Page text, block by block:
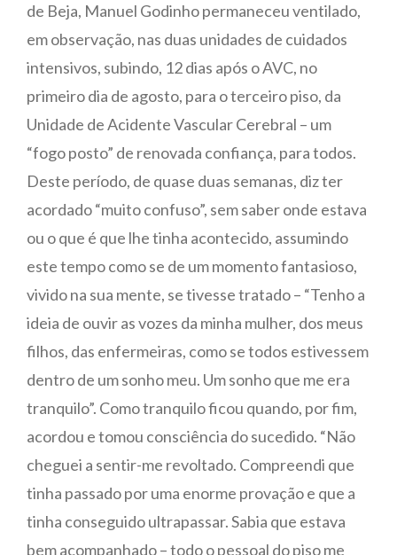
de Beja, Manuel Godinho permaneceu ventilado,
em observação, nas duas unidades de cuidados
intensivos, subindo, 12 dias após o AVC, no
primeiro dia de agosto, para o terceiro piso, da
Unidade de Acidente Vascular Cerebral – um
“fogo posto” de renovada confiança, para todos.
Deste período, de quase duas semanas, diz ter
acordado “muito confuso”, sem saber onde estava
ou o que é que lhe tinha acontecido, assumindo
este tempo como se de um momento fantasioso,
vivido na sua mente, se tivesse tratado – “Tenho a
ideia de ouvir as vozes da minha mulher, dos meus
filhos, das enfermeiras, como se todos estivessem
dentro de um sonho meu. Um sonho que me era
tranquilo”. Como tranquilo ficou quando, por fim,
acordou e tomou consciência do sucedido. “Não
cheguei a sentir-me revoltado. Compreendi que
tinha passado por uma enorme provação e que a
tinha conseguido ultrapassar. Sabia que estava
bem acompanhado – todo o pessoal do piso me